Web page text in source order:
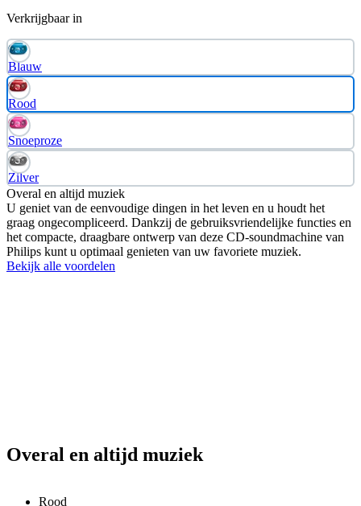
Verkrijgbaar in
Blauw
Rood
Snoeproze
Zilver
Overal en altijd muziek
U geniet van de eenvoudige dingen in het leven en u houdt het
graag ongecompliceerd. Dankzij de gebruiksvriendelijke functies en
het compacte, draagbare ontwerp van deze CD-soundmachine van
Philips kunt u optimaal genieten van uw favoriete muziek.
Bekijk alle voordelen
Overal en altijd muziek
Rood